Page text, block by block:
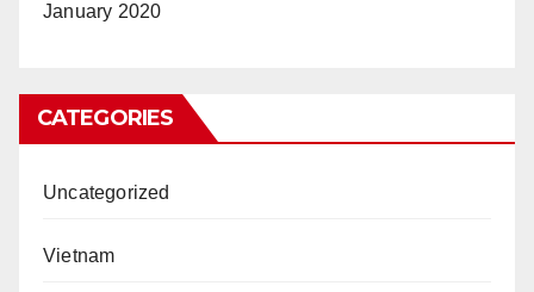
January 2020
CATEGORIES
Uncategorized
Vietnam